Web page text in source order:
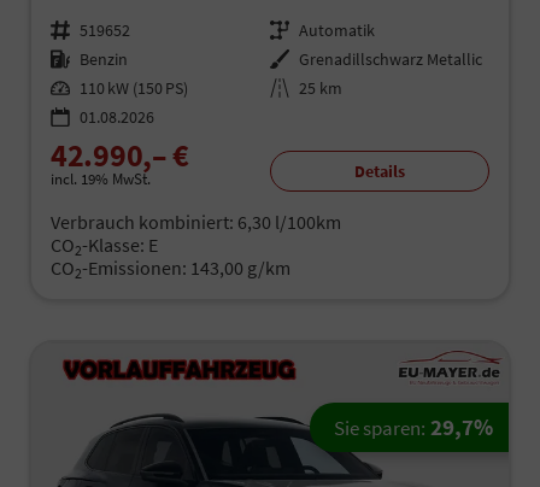
Fahrzeugnr. 519652 Getriebe Automatik
Kraftstoff Benzin Außenfarbe Grenadillschwarz Metallic
Leistung 110 kW (150 PS) Kilometerstand 25 km
01.08.2026
42.990,– €
incl. 19% MwSt. Details
Verbrauch kombiniert: 6,30 l/100km
CO2-Klasse: E
CO2-Emissionen: 143,00 g/km
Sie sparen: 29,7%